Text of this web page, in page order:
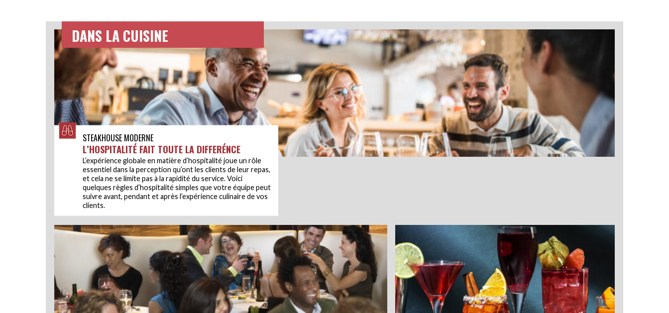
DANS LA CUISINE
STEAKHOUSE MODERNE
L’HOSPITALITÉ FAIT TOUTE LA DIFFERÉNCE
L’expérience globale en matière d’hospitalité joue un rôle
essentiel dans la perception qu’ont les clients de leur repas,
et cela ne se limite pas à la rapidité du service. Voici
quelques règles d’hospitalité simples que votre équipe peut
suivre avant, pendant et après l’expérience culinaire de vos
clients.